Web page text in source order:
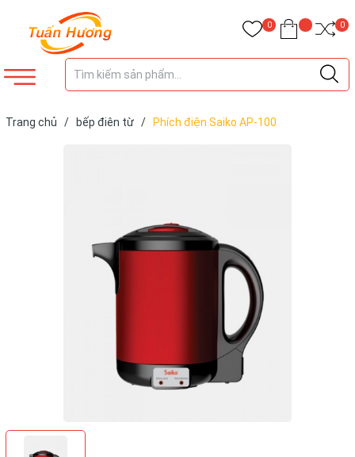
0 0
Trang chủ / bếp điên từ / Phích điện Saiko AP-100